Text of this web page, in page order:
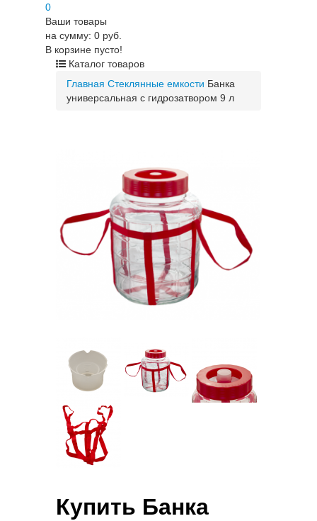
0
Ваши товары
на сумму: 0 руб.
В корзине пусто!
Каталог товаров
Главная Стеклянные емкости Банка
универсальная с гидрозатвором 9 л
Купить Банка